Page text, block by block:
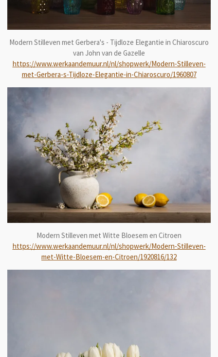
Modern Stilleven met Gerbera's - Tijdloze Elegantie in Chiaroscuro
van John van de Gazelle
https://www.werkaandemuur.nl/nl/shopwerk/Modern-Stilleven-
met-Gerbera-s-Tijdloze-Elegantie-in-Chiaroscuro/1960807
Modern Stilleven met Witte Bloesem en Citroen
https://www.werkaandemuur.nl/nl/shopwerk/Modern-Stilleven-
met-Witte-Bloesem-en-Citroen/1920816/132